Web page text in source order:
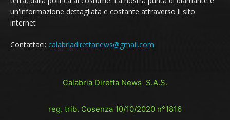
un'informazione dettagliata e costante attraverso il sito
internet
Contattaci: calabriadirettanews@gmail.com
Calabria Diretta News S.A.S.
reg. trib. Cosenza 10/10/2020 n°1816